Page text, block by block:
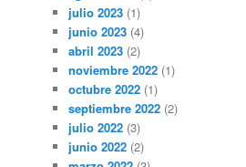
julio 2023 (1)
junio 2023 (4)
abril 2023 (2)
noviembre 2022 (1)
octubre 2022 (1)
septiembre 2022 (2)
julio 2022 (3)
junio 2022 (2)